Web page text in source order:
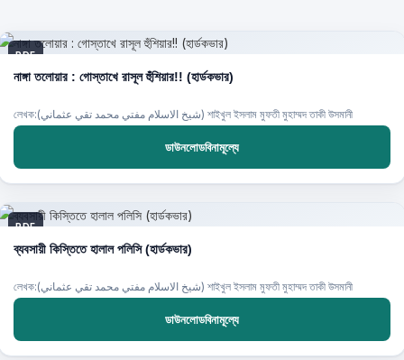
PDF
নাঙ্গা তলোয়ার : গোস্তাখে রাসূল হুঁশিয়ার!! (হার্ডকভার)
লেখক:(شيخ الاسلام مفتي محمد تقي عثماني) শাইখুল ইসলাম মুফতী মুহাম্মদ তাকী উসমানী
ডাউনলোডবিনামূল্যে
PDF
ব্যবসায়ী কিস্তিতে হালাল পলিসি (হার্ডকভার)
লেখক:(شيخ الاسلام مفتي محمد تقي عثماني) শাইখুল ইসলাম মুফতী মুহাম্মদ তাকী উসমানী
ডাউনলোডবিনামূল্যে